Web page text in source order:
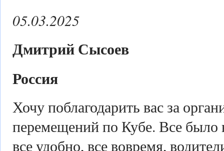
05.03.2025
Дмитрий Сысоев
Россия
Хочу поблагодарить вас за
перемещений по Кубе. Все
все удобно, все вовремя,